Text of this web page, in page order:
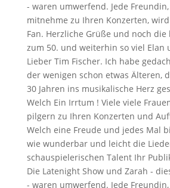
- waren umwerfend. Jede
mitnehme zu Ihren Konzerten,
Fan. Herzliche Grüße und noch die
zum 50. und weiterhin so viel Elan
Lieber Tim Fischer. Ich habe
der wenigen schon etwas Älteren,
30 Jahren ins musikalische Herz
Welch Ein Irrtum ! Viele viele
pilgern zu Ihren Konzerten und
Welch eine Freude und jedes Mal
wie wunderbar und leicht die
schauspielerischen Talent Ihr
Die Latenight Show und Zarah -
- waren umwerfend. Jede